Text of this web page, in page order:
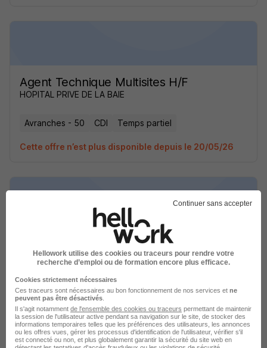
Agent Technique Multisites H/F
HOPITAL PRIVE DE LA BAIE
Avranches - 50 CDI Temps partiel
Cette offre n’est plus disponible depuis le 20/05/26
Agent Technique Multisites H/F
HOPITAL PRIVE DE LA BAIE
Avranches - 50 CDI
Cette offre n’est plus disponible depuis le 20/05/26
Continuer sans accepter
Hellowork utilise des cookies ou traceurs pour rendre votre
recherche d’emploi ou de formation encore plus efficace.
Cookies strictement nécessaires
Ces traceurs sont nécessaires au bon fonctionnement de nos services et ne
peuvent pas être désactivés
Il s'agit notamment de l'ensemble des cookies ou traceurs permettant de maintenir
la session de l'utilisateur active pendant sa navigation sur le site, de stocker des
informations temporaires telles que les préférences des utilisateurs, les annonces
ou les offres vues, gérer les processus d'identification de l'utilisateur, vérifier s'il
est connecté ou non, et plus globalement garantir la sécurité du site web en